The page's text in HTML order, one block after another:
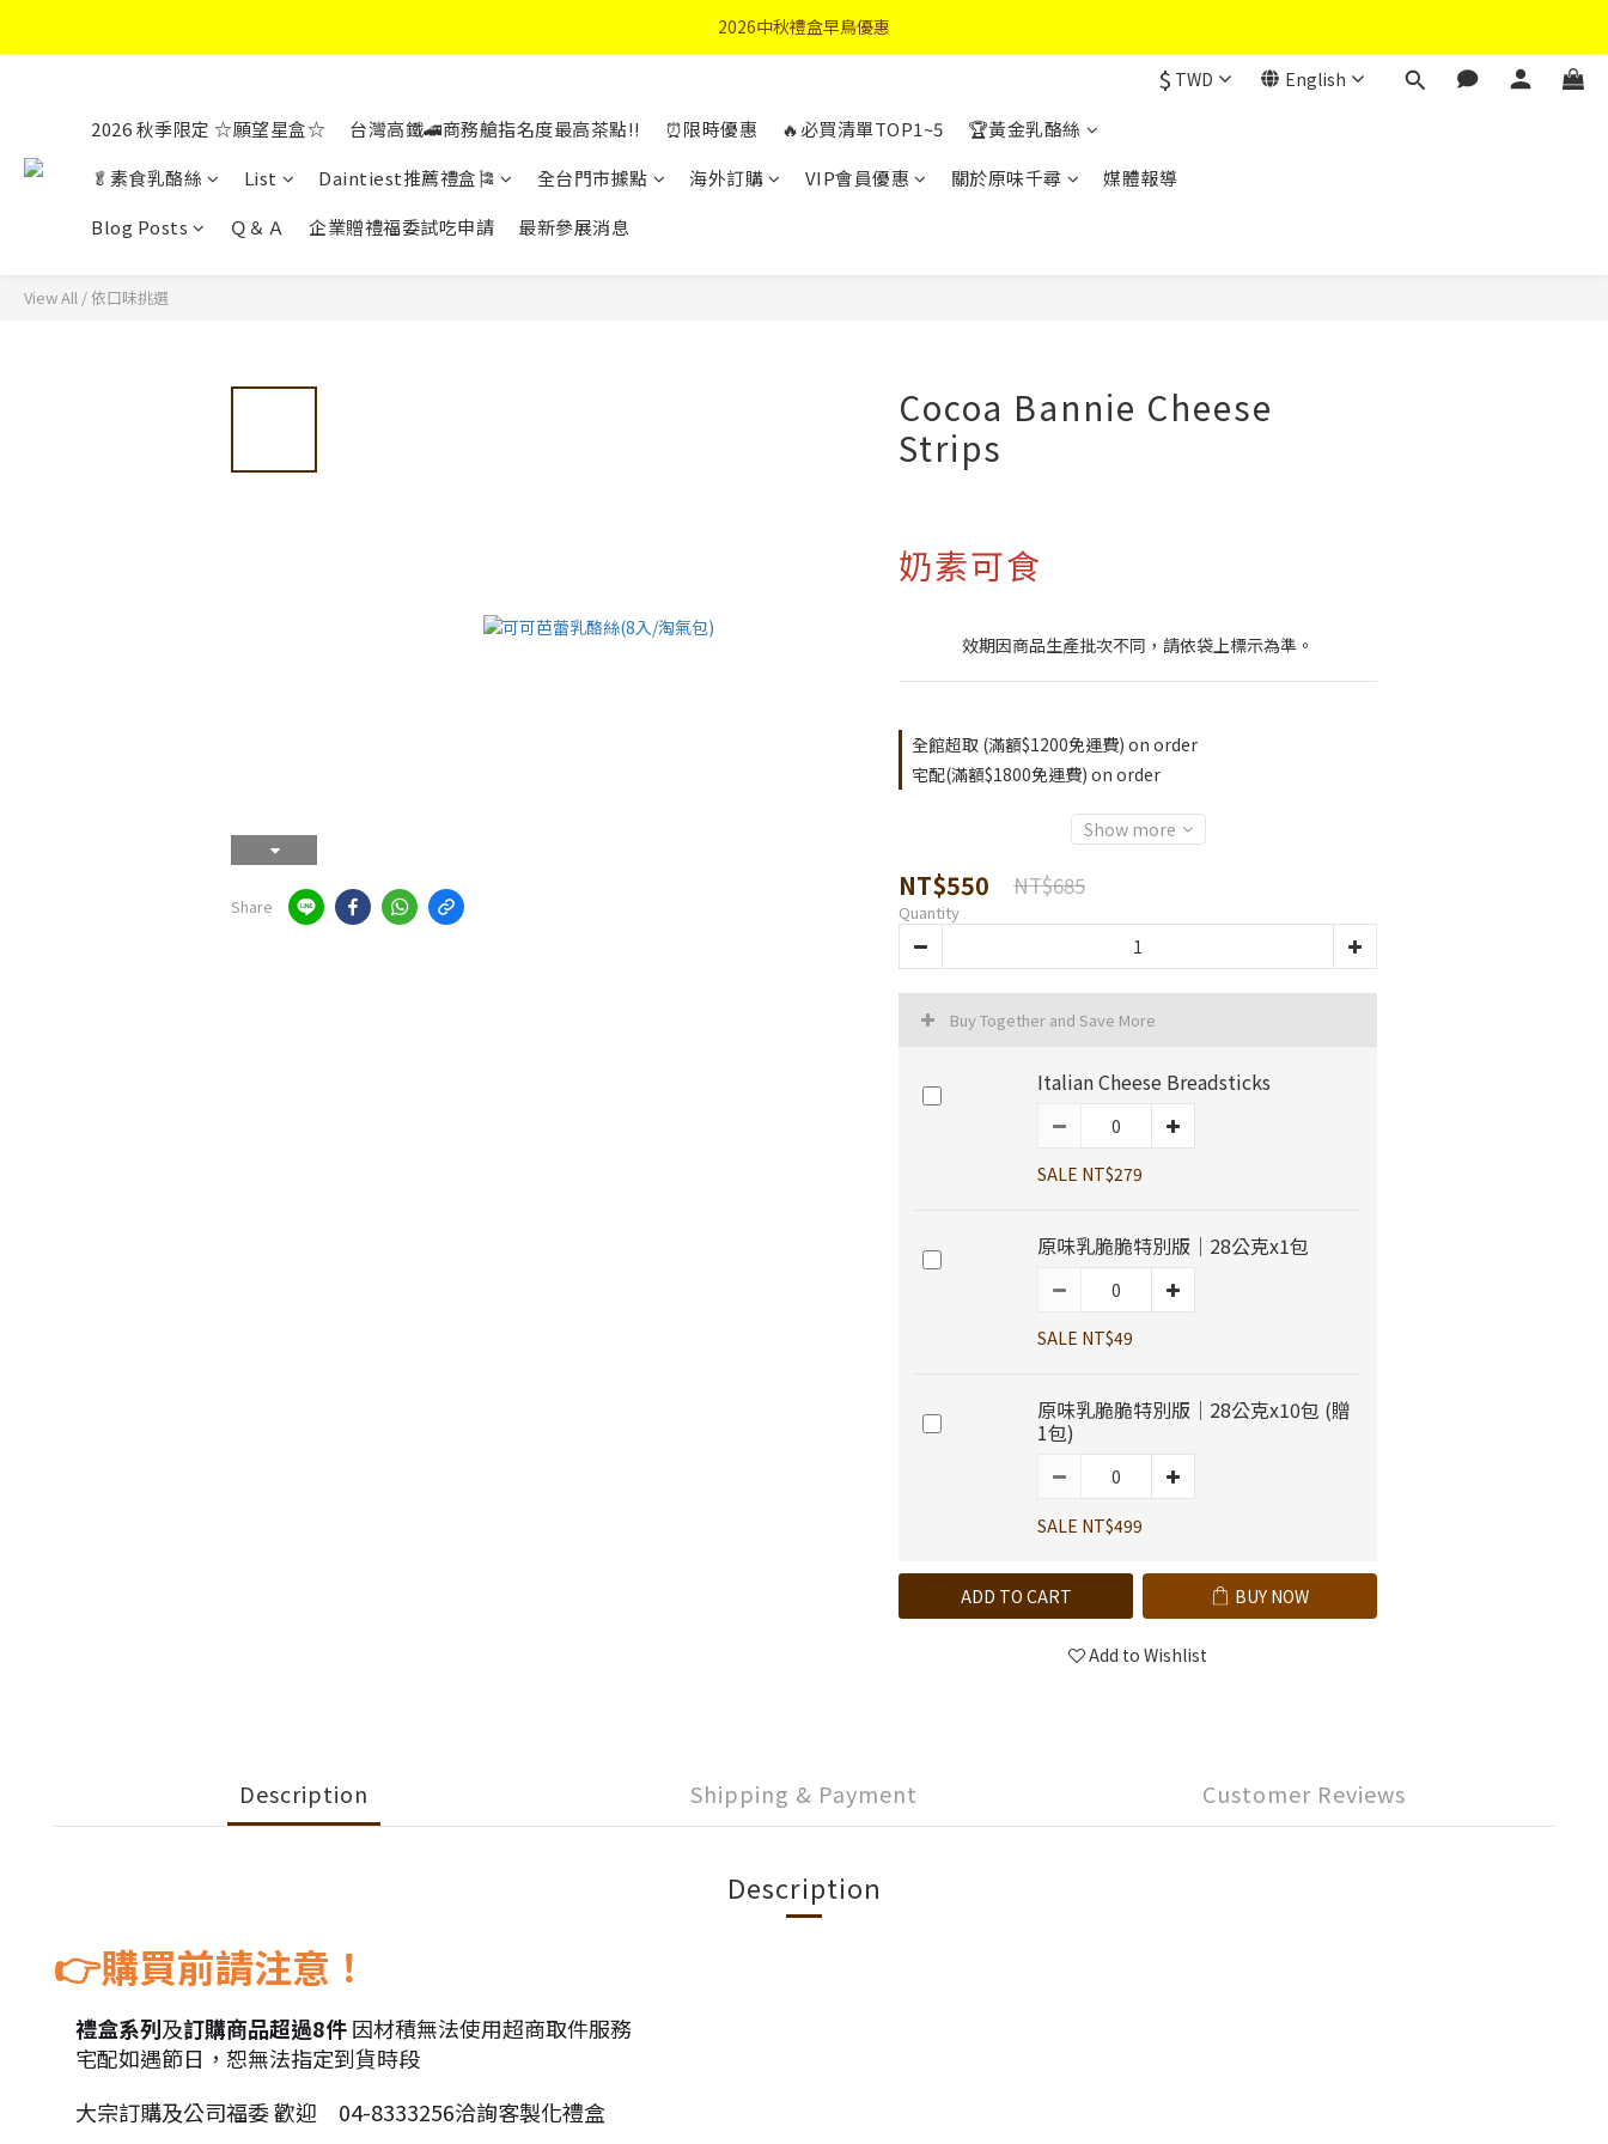
首購優惠輸入"N50"現折50元
2026中秋禮盒早鳥優惠
$ TWD English
2026 秋季限定 ☆願望星盒☆ 台灣高鐵🚄商務艙指名度最高茶點!! ⏰限時優惠 🔥必買清單TOP1~5
🏆黃金乳酪絲
🥬素食乳酪絲
List Daintiest推薦禮盒🎏 全台門市據點 海外訂購 VIP會員優惠 關於原味千尋
媒體報導
Blog Posts
Ｑ＆Ａ 企業贈禮福委試吃申請 最新參展消息
View All /依口味挑選
Share
Cocoa Bannie Cheese
Strips
奶素可食
效期因商品生產批次不同，請依袋上標示為準。
全館超取 (滿額$1200免運費) on order
宅配(滿額$1800免運費) on order
Show more
NT$550 NT$685
Quantity
Buy Together and Save More
Italian Cheese Breadsticks
SALE NT$279
原味乳脆脆特別版｜28公克x1包
SALE NT$49
原味乳脆脆特別版｜28公克x10包 (贈
1包)
SALE NT$499
ADD TO CART BUY NOW
Add to Wishlist
Description Shipping & Payment Customer Reviews
Description
👉購買前請注意！
🎁禮盒系列及訂購商品超過8件因材積無法使用超商取件服務
宅配如遇節日，恕無法指定到貨時段
大宗訂購及公司福委 歡迎 04-8333256洽詢客製化禮盒